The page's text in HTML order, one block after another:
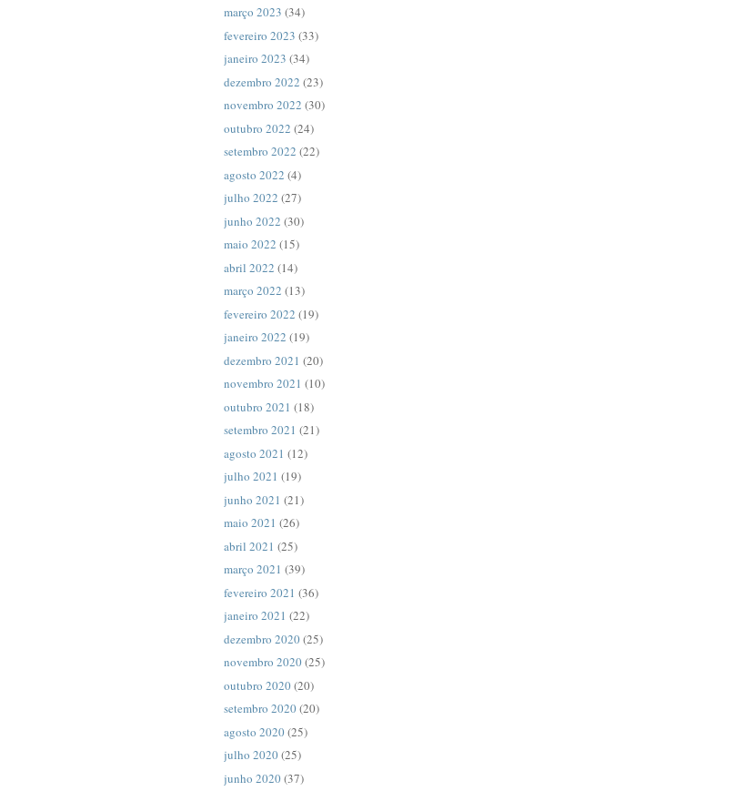
março 2023 (34)
fevereiro 2023 (33)
janeiro 2023 (34)
dezembro 2022 (23)
novembro 2022 (30)
outubro 2022 (24)
setembro 2022 (22)
agosto 2022 (4)
julho 2022 (27)
junho 2022 (30)
maio 2022 (15)
abril 2022 (14)
março 2022 (13)
fevereiro 2022 (19)
janeiro 2022 (19)
dezembro 2021 (20)
novembro 2021 (10)
outubro 2021 (18)
setembro 2021 (21)
agosto 2021 (12)
julho 2021 (19)
junho 2021 (21)
maio 2021 (26)
abril 2021 (25)
março 2021 (39)
fevereiro 2021 (36)
janeiro 2021 (22)
dezembro 2020(25)
novembro 2020(25)
outubro 2020(20)
setembro 2020(20)
agosto 2020(25)
julho 2020(25)
junho 2020(37)